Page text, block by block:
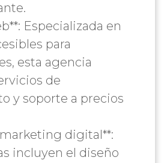
Especializada en
para
esta agencia
de
y soporte a precios
digital**:
incluyen el diseño